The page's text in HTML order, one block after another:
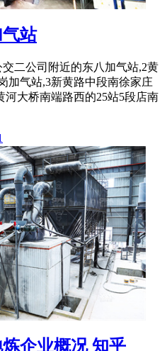
站
二公司附近的东八加气站,2黄
加气站,3新黄路中段南徐家庄
河大桥南端路西的25站5段店南
企业概况 知乎